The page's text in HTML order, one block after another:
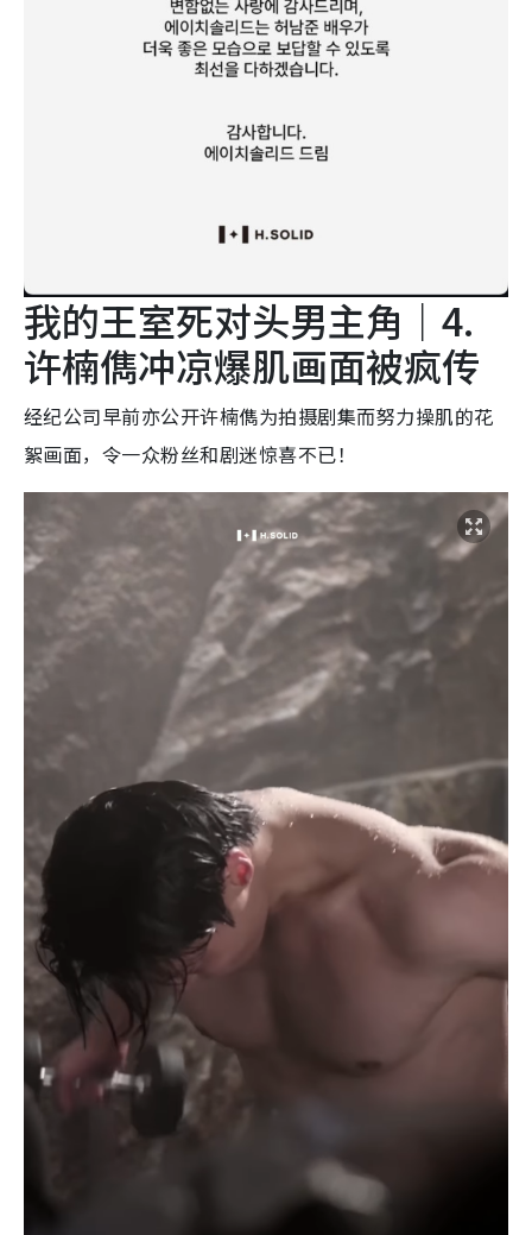
我的王室死对头男主角｜4.
许楠儁冲凉爆肌画面被疯传
经纪公司早前亦公开许楠儁为拍摄剧集而努力操肌的花
絮画面，令一众粉丝和剧迷惊喜不已！